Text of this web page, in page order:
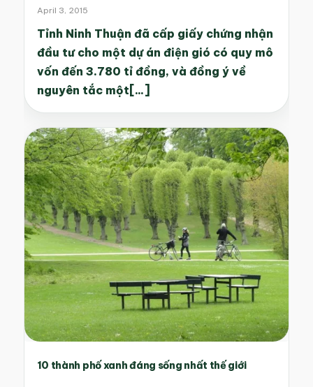
April 3, 2015
Tỉnh Ninh Thuận đã cấp giấy chứng nhận
đầu tư cho một dự án điện gió có quy mô
vốn đến 3.780 tỉ đồng, và đồng ý về
nguyên tắc một[...]
10 thành phố xanh đáng sống nhất thế giới